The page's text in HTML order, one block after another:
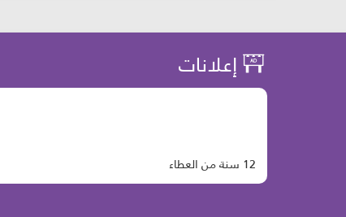
إعلانات
12 سنة من العطاء